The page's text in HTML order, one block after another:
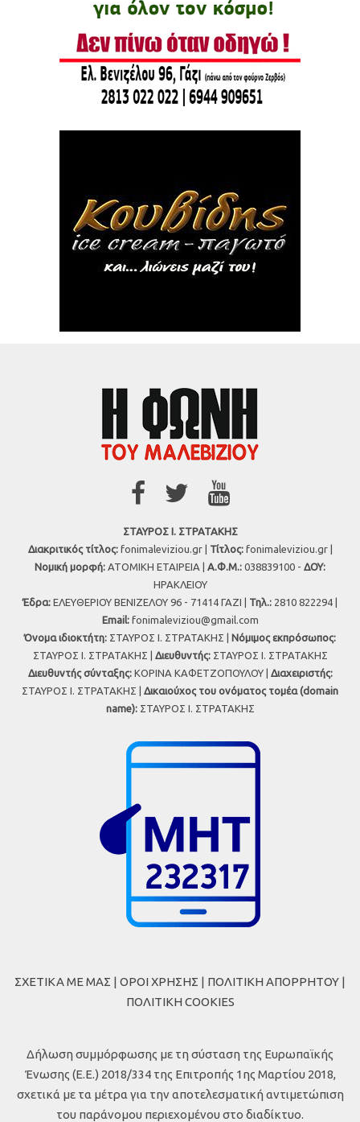
ΣΤΑΥΡΟΣ Ι. ΣΤΡΑΤΑΚΗΣ
Διακριτικός τίτλος:fonimaleviziou.gr | Τίτλος:fonimaleviziou.gr |
Νομική μορφή: ΑΤΟΜΙΚΗ ΕΤΑΙΡΕΙΑ | Α.Φ.Μ.: 038839100 - ΔΟΥ:
ΗΡΑΚΛΕΙΟΥ
Έδρα: ΕΛΕΥΘΕΡΙΟΥ ΒΕΝΙΖΕΛΟΥ 96 - 71414 ΓΑΖΙ | Τηλ.: 2810 822294 |
Εmail: fonimaleviziou@gmail.com
Όνομα ιδιοκτήτη: ΣΤΑΥΡΟΣ Ι. ΣΤΡΑΤΑΚΗΣ | Νόμιμος εκπρόσωπος:
ΣΤΑΥΡΟΣ Ι. ΣΤΡΑΤΑΚΗΣ | Διευθυντής:ΣΤΑΥΡΟΣ Ι. ΣΤΡΑΤΑΚΗΣ
Διευθυντής σύνταξης:ΚΟΡΙΝΑ ΚΑΦΕΤΖΟΠΟΥΛΟΥ | Διαχειριστής:
ΣΤΑΥΡΟΣ Ι. ΣΤΡΑΤΑΚΗΣ | Δικαιούχος του ονόματος τομέα (domain
name):ΣΤΑΥΡΟΣ Ι. ΣΤΡΑΤΑΚΗΣ
ΣΧΕΤΙΚΑ ΜΕ ΜΑΣ | ΟΡΟΙ ΧΡΗΣΗΣ | ΠΟΛΙΤΙΚΗ ΑΠΟΡΡΗΤΟΥ |
ΠΟΛΙΤΙΚΗ COOKIES
Δήλωση συμμόρφωσης με τη σύσταση της Ευρωπαϊκής
Ένωσης (Ε.Ε.) 2018/334 της Επιτροπής 1ης Μαρτίου 2018,
σχετικά με τα μέτρα για την αποτελεσματική αντιμετώπιση
του παράνομου περιεχομένου στο διαδίκτυο.